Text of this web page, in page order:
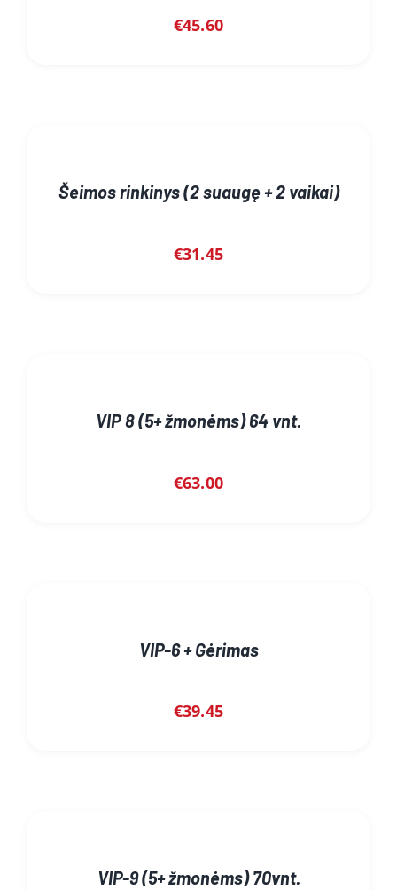
€45.60
Šeimos rinkinys (2 suaugę + 2 vaikai)
€31.45
VIP 8 (5+ žmonėms) 64 vnt.
€63.00
VIP-6 + Gėrimas
€39.45
VIP-9 (5+ žmonėms) 70vnt.